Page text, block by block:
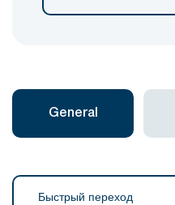
General
Быстрый переход